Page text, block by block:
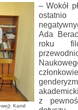
Kamil
– Wokół
Ada
roku
z